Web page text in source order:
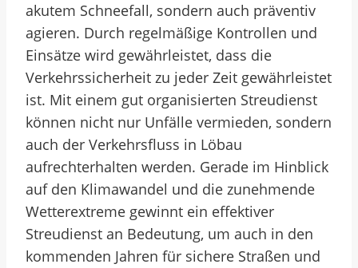
akutem Schneefall, sondern auch präventiv
agieren. Durch regelmäßige Kontrollen und
Einsätze wird gewährleistet, dass die
Verkehrssicherheit zu jeder Zeit gewährleistet
ist. Mit einem gut organisierten Streudienst
können nicht nur Unfälle vermieden, sondern
auch der Verkehrsfluss in Löbau
aufrechterhalten werden. Gerade im Hinblick
auf den Klimawandel und die zunehmende
Wetterextreme gewinnt ein effektiver
Streudienst an Bedeutung, um auch in den
kommenden Jahren für sichere Straßen und